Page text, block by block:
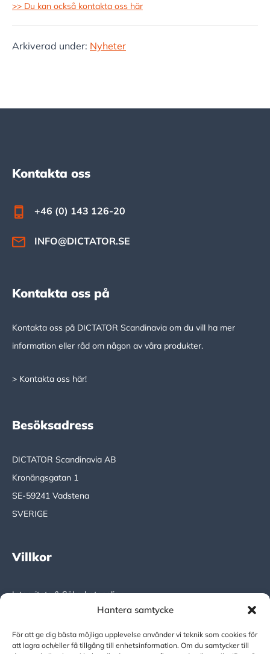
Hantera samtycke
För att ge dig bästa möjliga upplevelse använder vi teknik som cookies för
att lagra och/eller få tillgång till enhetsinformation. Om du samtycker till
>> Du kan också kontakta oss här
Arkiverad under: Nyheter
Footer
Kontakta oss
+46 (0) 143 126-20
INFO@DICTATOR.SE
Kontakta oss på
Kontakta oss på DICTATOR Scandinavia om du vill ha mer
information eller råd om någon av våra produkter.
> Kontakta oss här!
Besöksadress
DICTATOR Scandinavia AB
Kronängsgatan 1
SE-59241 Vadstena
SVERIGE
Villkor
Integritets & Säkerhetspolicy